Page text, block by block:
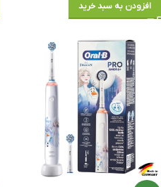
افزودن به سبد خرید